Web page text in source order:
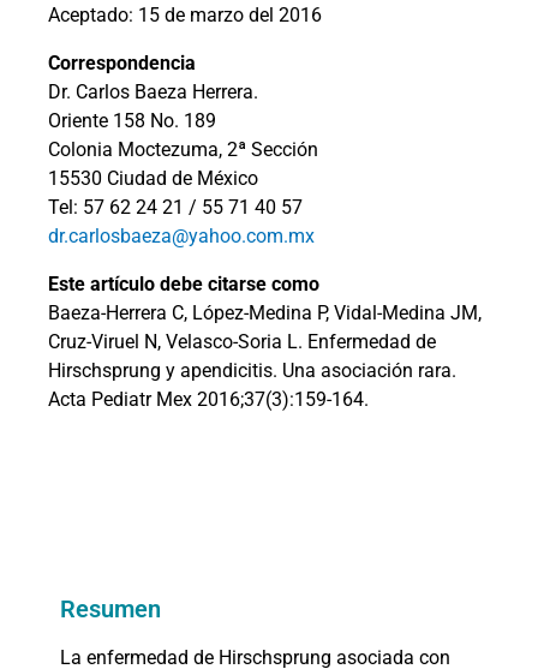
Aceptado: 15 de marzo del 2016
Correspondencia
Dr. Carlos Baeza Herrera.
Oriente 158 No. 189
Colonia Moctezuma, 2ª Sección
15530 Ciudad de México
Tel: 57 62 24 21 / 55 71 40 57
dr.carlosbaeza@yahoo.com.mx
Este artículo debe citarse como
Baeza-Herrera C, López-Medina P, Vidal-Medina JM,
Cruz-Viruel N, Velasco-Soria L. Enfermedad de
Hirschsprung y apendicitis. Una asociación rara.
Acta Pediatr Mex 2016;37(3):159-164.
Resumen
La enfermedad de Hirschsprung asociada con